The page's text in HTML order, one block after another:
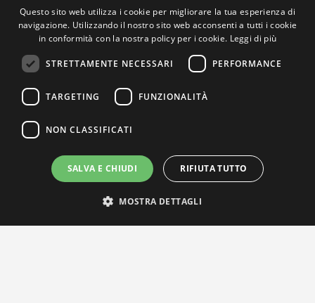
Questo sito web utilizza i cookie per migliorare la tua esperienza di
navigazione. Utilizzando il nostro sito web acconsenti a tutti i cookie
in conformità con la nostra policy per i cookie. Leggi di più
STRETTAMENTE NECESSARI PERFORMANCE
TARGETING FUNZIONALITÀ
NON CLASSIFICATI
SALVA E CHIUDI RIFIUTA TUTTO
MOSTRA DETTAGLI